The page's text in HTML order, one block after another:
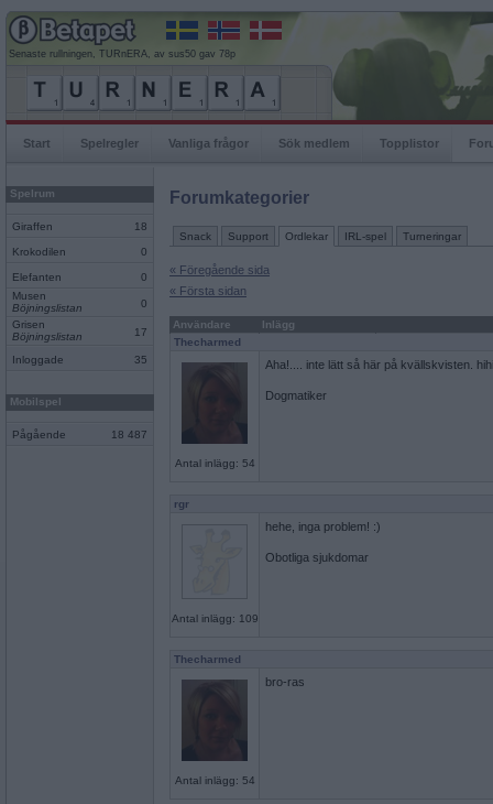
Senaste rullningen, TURnERA, av sus50 gav 78p
Start Spelregler Vanliga frågor Sök medlem Topplistor
Spelrum
Giraffen 18
Krokodilen 0
Elefanten
0
Musen
Böjningslistan
0
Grisen
Böjningslistan
17
Inloggade 35
Mobilspel
Pågående 18 487
Forumkategorier
Snack Support Ordlekar IRL-spel Turneringar
« Föregående sida
« Första sidan
Användare
Inlägg
Thecharmed
Antal inlägg: 54
Aha!.... inte lätt så här på kvällskvisten. hihi
Dogmatiker
rgr
Antal inlägg: 109
hehe, inga problem! :)
Obotliga sjukdomar
Thecharmed
Antal inlägg: 54
bro-ras